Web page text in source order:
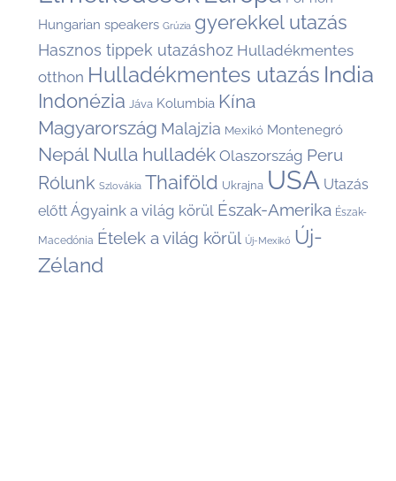
Hungarian speakers Grúzia gyerekkel utazás
Hasznos tippek utazáshoz Hulladékmentes
otthon Hulladékmentes utazás India
Indonézia Jáva Kolumbia Kína
Magyarország Malajzia Mexikó Montenegró
Nepál Nulla hulladék Olaszország Peru
Rólunk Szlovákia Thaiföld Ukrajna USA Utazás
előtt Ágyaink a világ körül Észak-Amerika Észak-
Macedónia Ételek a világ körül Új-Mexikó Új-
Zéland